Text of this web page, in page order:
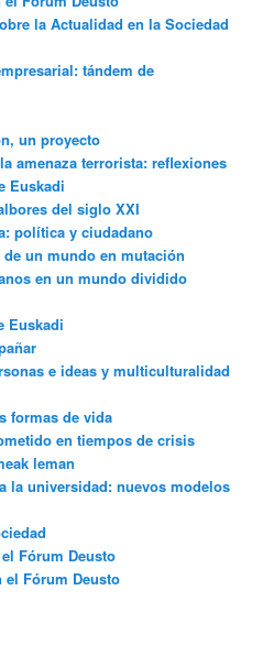
la Actualidad en la Sociedad
tándem de
un proyecto
amenaza terrorista: reflexiones
Euskadi
del siglo XXI
política y ciudadano
un mundo en mutación
en un mundo dividido
Euskadi
e ideas y multiculturalidad
formas de vida
en tiempos de crisis
leman
la universidad: nuevos modelos
Fórum Deusto
el Fórum Deusto